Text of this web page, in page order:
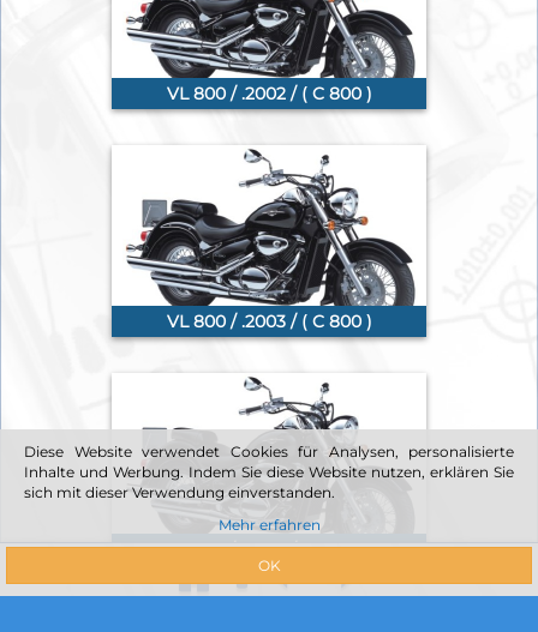
VL 800 / .2002 / ( C 800 )
VL 800 / .2003 / ( C 800 )
VL 800 / .2004 / ( C 800 )
Diese Website verwendet Cookies für Analysen, personalisierte
Inhalte und Werbung. Indem Sie diese Website nutzen, erklären Sie
sich mit dieser Verwendung einverstanden.
Mehr erfahren
OK